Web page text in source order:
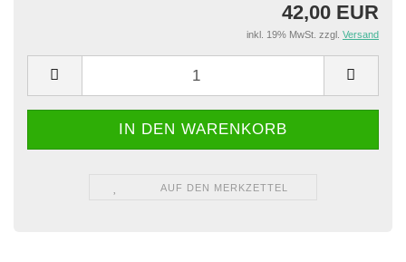
42,00 EUR
inkl. 19% MwSt. zzgl. Versand
AUF DEN MERKZETTEL